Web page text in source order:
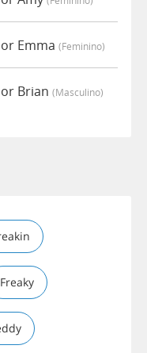
Emma (feminino)
Brian (masculino)
Freaky